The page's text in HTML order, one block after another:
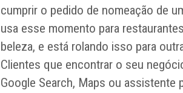
cumprir o pedido de nomeação de
usa esse momento para
beleza, e está rolando isso para
Clientes que encontrar o seu
Google Search, Maps ou assistente